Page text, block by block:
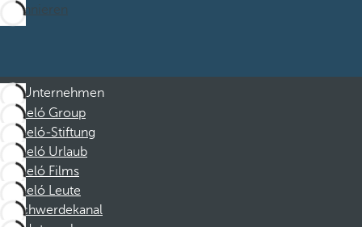
Abonnieren
Unternehmen
Barceló Group
Barceló-Stiftung
Barceló Urlaub
Barceló Films
Barceló Leute
Beschwerdekanal